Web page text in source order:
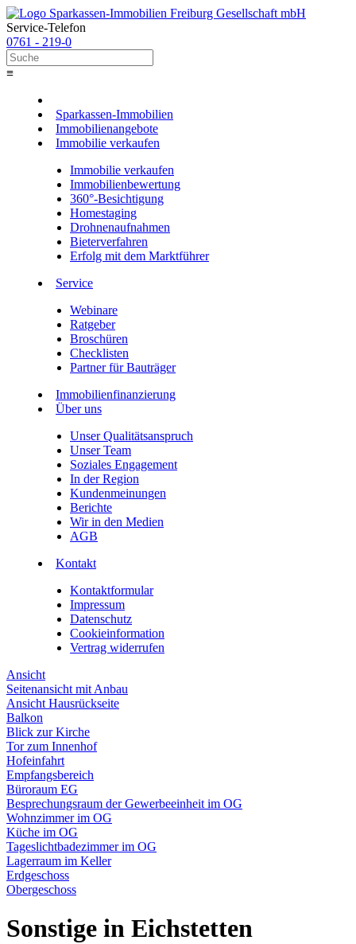
Service-Telefon
0761 - 219-0
≡
Sparkassen-Immobilien
Immobilienangebote
Immobilie verkaufen
Immobilie verkaufen
Immobilienbewertung
360°-Besichtigung
Homestaging
Drohnenaufnahmen
Bieterverfahren
Erfolg mit dem Marktführer
Service
Webinare
Ratgeber
Broschüren
Checklisten
Partner für Bauträger
Immobilienfinanzierung
Über uns
Unser Qualitätsanspruch
Unser Team
Soziales Engagement
In der Region
Kundenmeinungen
Berichte
Wir in den Medien
AGB
Kontakt
Kontaktformular
Impressum
Datenschutz
Cookieinformation
Vertrag widerrufen
Ansicht
Seitenansicht mit Anbau
Ansicht Hausrückseite
Balkon
Blick zur Kirche
Tor zum Innenhof
Hofeinfahrt
Empfangsbereich
Büroraum EG
Besprechungsraum der Gewerbeeinheit im OG
Wohnzimmer im OG
Küche im OG
Tageslichtbadezimmer im OG
Lagerraum im Keller
Erdgeschoss
Obergeschoss
Sonstige in Eichstetten